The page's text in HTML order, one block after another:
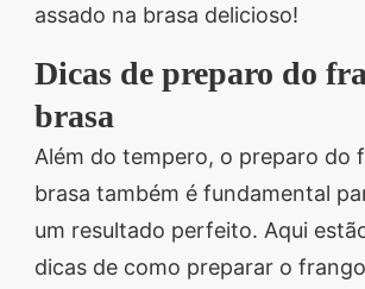
assado na brasa delicioso!
Dicas de preparo do
brasa
Além do tempero, o preparo do
brasa também é fundamental
um resultado perfeito. Aqui
dicas de como preparar o